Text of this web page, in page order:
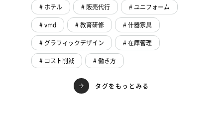
# ホテル
# 販売代行
# ユニフォーム
# vmd
# 教育研修
# 什器家具
# グラフィックデザイン
# 在庫管理
# コスト削減
# 働き方
タグをもっとみる